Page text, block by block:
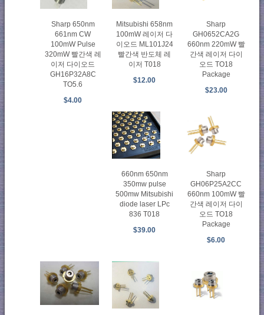
Sharp 650nm
661nm CW
100mW Pulse
320mW 빨간색 레
이저 다이오드
GH16P32A8C
TO5.6
$4.00
Mitsubishi 658nm
100mW 레이저 다
이오드 ML101J24
빨간색 반도체 레
이저 T018
$12.00
Sharp
GH0652CA2G
660nm 220mW 빨
간색 레이저 다이
오드 TO18
Package
$23.00
660nm 650nm
350mw pulse
500mw Mitsubishi
diode laser LPc
836 T018
$39.00
Sharp
GH06P25A2CC
660nm 100mW 빨
간색 레이저 다이
오드 TO18
Package
$6.00